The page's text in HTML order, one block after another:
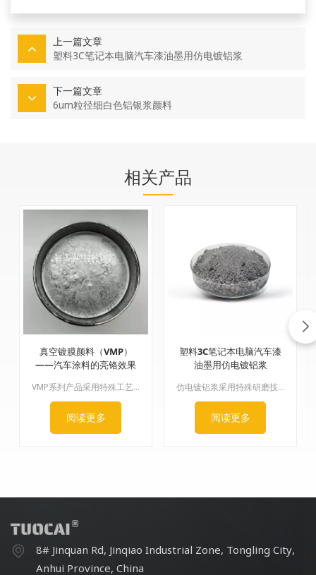
上一篇文章
塑料3C笔记本电脑汽车漆油墨用仿电镀铝浆
下一篇文章
6um粒径细白色铝银浆颜料
相关产品
真空镀膜颜料（VMP）
——汽车涂料的亮铬效果
VMP系列产品采用特殊工艺制造。铝表面光滑纤薄，但直径厚度比却非常大。其光泽度、镜面镀铬效果和遮盖力都非常出色，因此只需少量即可达到完美的镀铬效果。应用范围：可用于汽车、车轮、喷漆、油墨、指甲油等。
阅读更多
塑料3C笔记本电脑汽车漆
油墨用仿电镀铝浆
仿电镀铝浆采用特殊研磨技术制成。该浆料表面非常光滑，定向排列良好，流平性极佳，表面覆盖性良好。
阅读更多
8# Jinquan Rd, Jinqiao Industrial Zone, Tongling City,
Anhui Province, China